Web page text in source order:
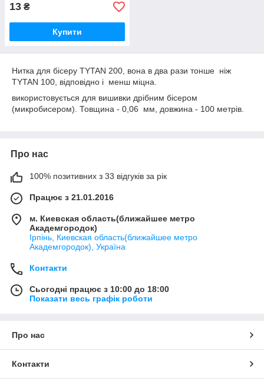
13 ₴
Купити
Нитка для бісеру ТYTAN 200, вона в два рази тонше ніж
ТYTAN 100, відповідно і менш міцна.
використовується для вишивки дрібним бісером
(микробисером). Товщина - 0,06 мм, довжина - 100 метрів.
Про нас
100% позитивних з 33 відгуків за рік
Працює з 21.01.2016
м. Киевская область(ближайшее метро
Академгородок)
Ірпінь, Киевская область(ближайшее метро
Академгородок), Україна
Контакти
Сьогодні працює з 10:00 до 18:00
Показати весь графік роботи
Про нас
Контакти